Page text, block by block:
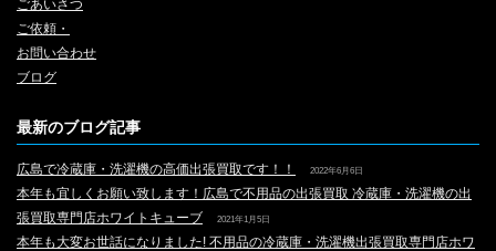
ごあいさつ
ご依頼・
お問い合わせ
ブログ
最新のブログ記事
広島で冷蔵庫・洗濯機の高価出張買取です！！ 2022年6月6日
本年も宜しくお願い致します！広島で不用品の出張買取 冷蔵庫・洗濯機の出
張買取専門店ホワイトキューブ
2021年1月5日
本年も大変お世話になりました! 不用品の冷蔵庫・洗濯機出張買取専門店ホワ